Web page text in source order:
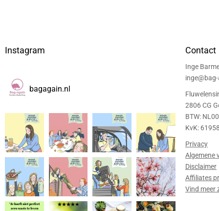
Instagram
bagagain.nl
Contact
Inge
2806 CG
BTW:
KvK:
Privacy
Algemene
Disclaimer
Affiliates
Vind meer